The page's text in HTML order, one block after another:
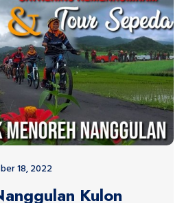
18, 2022
Kulon